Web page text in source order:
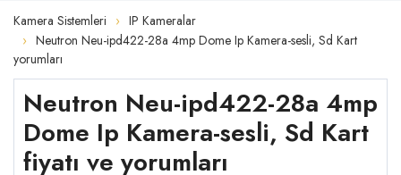
Kamera Sistemleri
IP Kameralar
Neutron Neu-ipd422-28a 4mp Dome Ip Kamera-sesli, Sd Kart
yorumları
Neutron Neu-ipd422-28a 4mp
Dome Ip Kamera-sesli, Sd Kart
fiyatı ve yorumları